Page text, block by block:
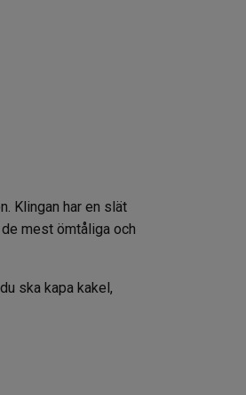
Klingan har en slät
mest ömtåliga och
ska kapa kakel,